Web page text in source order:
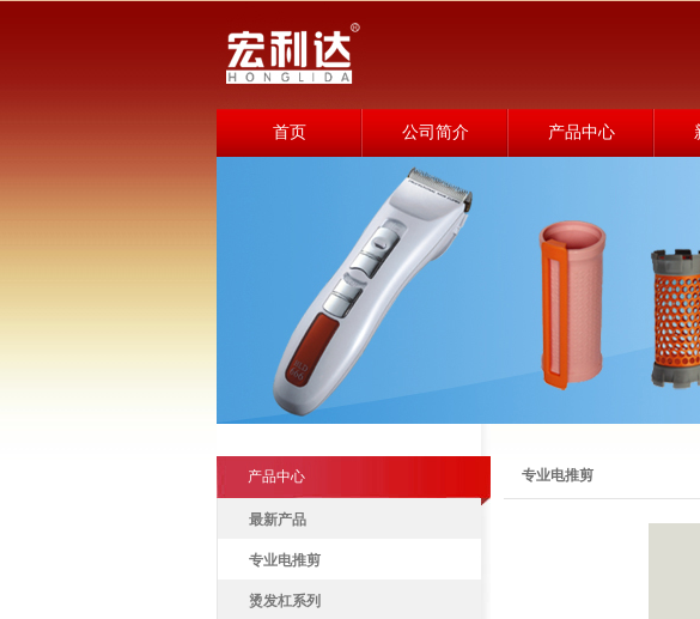
首页 公司简介 产品中心
产品中心
最新产品
专业电推剪
烫发杠系列
专业电推剪